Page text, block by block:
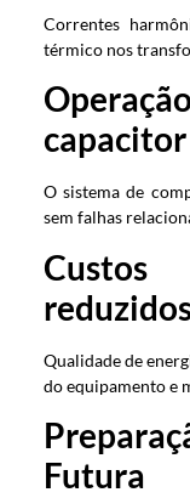
Correntes
térmico nos
capacitor
O sistema de
sem falhas
Qualidade de
do equipamento e
Futura